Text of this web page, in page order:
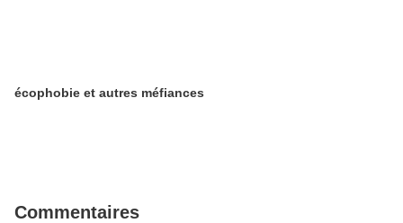
écophobie et autres méfiances
Commentaires